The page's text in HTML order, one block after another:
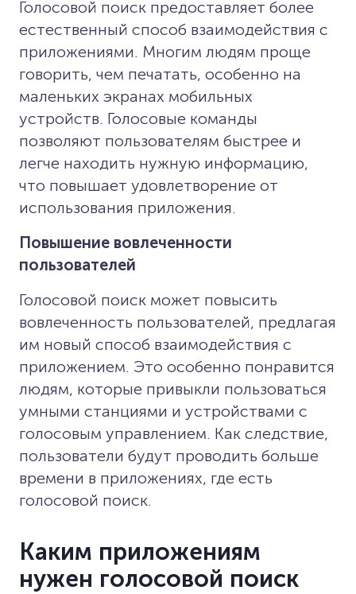
Голосовой поиск предоставляет более
естественный способ взаимодействия с
приложениями. Многим людям проще
говорить, чем печатать, особенно на
маленьких экранах мобильных
устройств. Голосовые команды
позволяют пользователям быстрее и
легче находить нужную информацию,
что повышает удовлетворение от
использования приложения.
Повышение вовлеченности
пользователей
Голосовой поиск может повысить
вовлеченность пользователей, предлагая
им новый способ взаимодействия с
приложением. Это особенно понравится
людям, которые привыкли пользоваться
умными станциями и устройствами с
голосовым управлением. Как следствие,
пользователи будут проводить больше
времени в приложениях, где есть
голосовой поиск.
Каким приложениям
нужен голосовой поиск